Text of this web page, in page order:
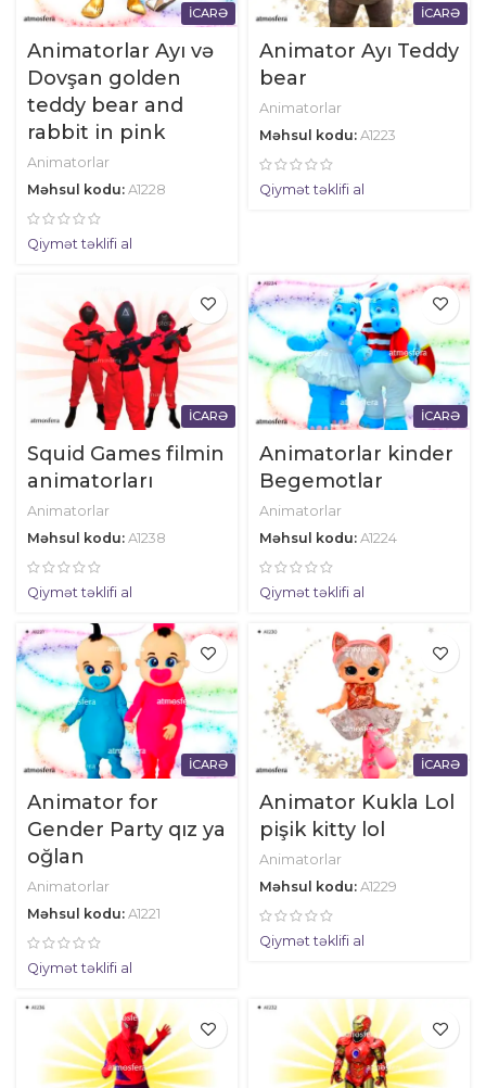
İCARƏ
Animatorlar Ayı və
Dovşan golden
teddy bear and
rabbit in pink
Animatorlar
Məhsul kodu: A1228
Qiymət təklifi al
İCARƏ
Animator Ayı Teddy
bear
Animatorlar
Məhsul kodu: A1223
Qiymət təklifi al
İCARƏ
Squid Games filmin
animatorları
Animatorlar
Məhsul kodu: A1238
Qiymət təklifi al
İCARƏ
Animatorlar kinder
Begemotlar
Animatorlar
Məhsul kodu: A1224
Qiymət təklifi al
İCARƏ
Animator for
Gender Party qız ya
oğlan
Animatorlar
Məhsul kodu: A1221
Qiymət təklifi al
İCARƏ
Animator Kukla Lol
pişik kitty lol
Animatorlar
Məhsul kodu: A1229
Qiymət təklifi al